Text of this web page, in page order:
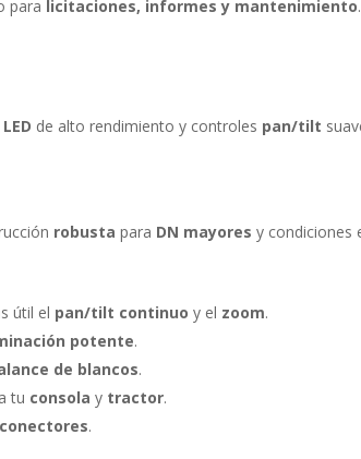
para licitaciones, informes y mantenimiento.
de alto rendimiento y controles pan/tilt
robusta para DN mayores y condiciones
útil el pan/tilt continuo y el zoom.
potente.
de blancos.
tu consola y tractor.
conectores.